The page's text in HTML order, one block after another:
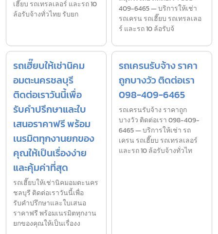
เฮี๊ยบ รถเทรลเลอร์ และรถ 10
ล้อรับจ้างทั่วไทย รับยก
409-6465 — บริการให้เช่า
รถเครน รถเฮี๊ยบ รถเทรลเลอ
ร์ และรถ 10 ล้อรับจ้
รถเฮี๊ยบให้เช่านิคม
อมตะนครชลบุรี
ติดต่อเราวันนี้เพื่อ
รับคำปรึกษาและใบ
เสนอราคาฟรี พร้อม
เนรมิตทุกงานยกของ
คุณให้เป็นเรื่องง่าย
และคุ้มค่าที่สุด
รถเฮี๊ยบให้เช่านิคมอมตะนคร
ชลบุรี ติดต่อเราวันนี้เพื่อ
รับคำปรึกษาและใบเสนอ
ราคาฟรี พร้อมเนรมิตทุกงาน
ยกของคุณให้เป็นเรื่องง
รถเครนรับจ้าง ราคา
ถูกบางวัว ติดต่อเรา
098-409-6465
รถเครนรับจ้าง ราคาถูก
บางวัว ติดต่อเรา 098-409-
6465 — บริการให้เช่า รถ
เครน รถเฮี๊ยบ รถเทรลเลอร์
และรถ 10 ล้อรับจ้างทั่วไท